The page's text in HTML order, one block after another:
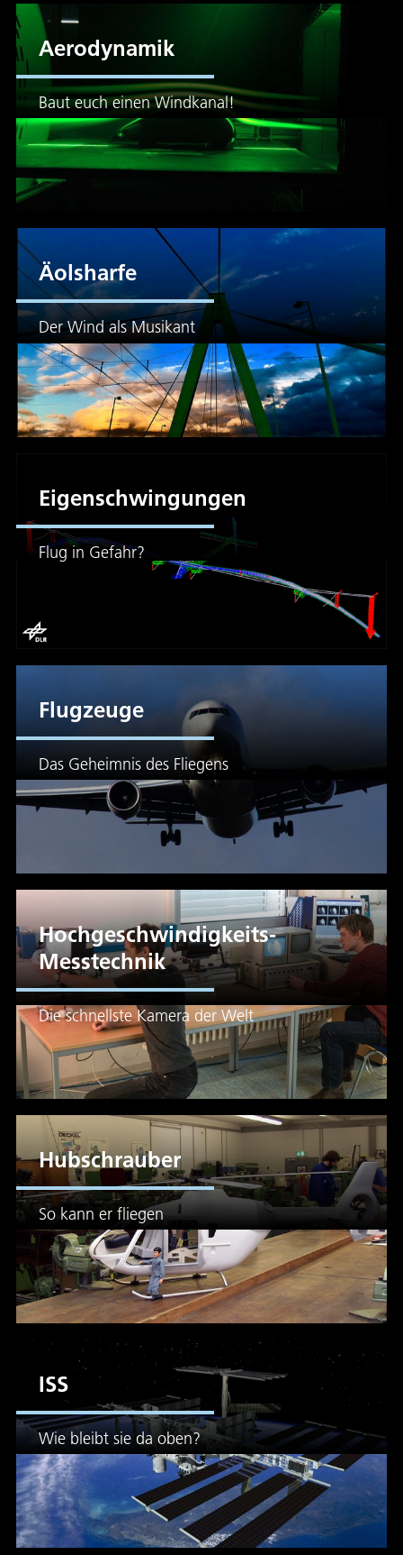
Aerodynamik
Baut euch einen Windkanal!
Äolsharfe
Der Wind als Musikant
Eigenschwingungen
Flug in Gefahr?
Flugzeuge
Das Geheimnis des Fliegens
Hochgeschwindigkeits-
Messtechnik
Die schnellste Kamera der Welt
Hubschrauber
So kann er fliegen
ISS
Wie bleibt sie da oben?